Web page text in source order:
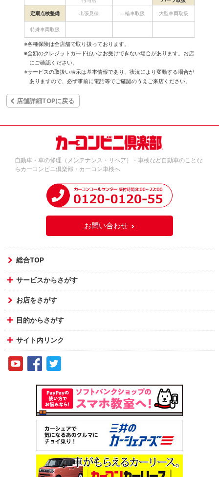
定期点検整備 出張見積 二輪車取扱 大型車両取扱
特殊車両取扱
※各種保険は全店舗で取り扱っております。
※全額のクレジットカード払いはお受けできない場合があります。お店
にご確認ください。
※サービスの取扱い表示は基本情報であり、状況により変動する場合が
ありますので、必ず事前に電話等でご確認のうえご来店ください。
店舗詳細TOPに戻る
自動車・車の修理（メンテナンス・リペア）・車検など自動車のことな
らカーコンビニ倶楽部・カーコン車検へ
お問い合わせ
総合TOP
サービスからさがす
お店をさがす
目的からさがす
サイト内リンク